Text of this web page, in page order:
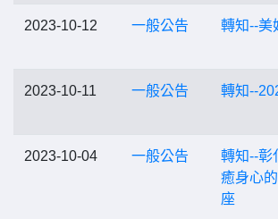
2023-10-12 一般公告 轉知--美
2023-10-11 一般公告 轉知--
2023-10-04 一般公告
轉知--彰
癒身心
座